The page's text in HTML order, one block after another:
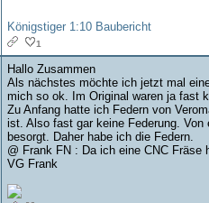
Königstiger 1:10 Baubericht
1
Hallo Zusammen
Als nächstes möchte ich jetzt mal
mich so ok. Im Original waren ja fast
Zu Anfang hatte ich Federn von
ist. Also fast gar keine Federung.
besorgt. Daher habe ich die Federn.
@ Frank FN : Da ich eine CNC Fräse
VG Frank